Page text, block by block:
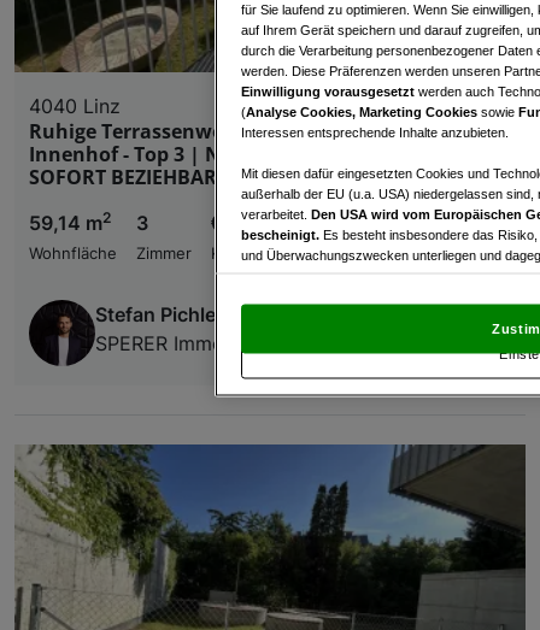
4040 Linz
Ruhige Terrassenwohnung mit Blick in grünen
Innenhof - Top 3 | Neubauprojekt "HAGEN8" |
SOFORT BEZIEHBAR!
59,14 m2
Wohnfläche
3
Zimmer
€ 399.000,00
Kaufpreis
Stefan Pichler
SPERER Immobilien GmbH
für Sie laufend zu optimieren. Wenn Sie
auf Ihrem Gerät speichern und darauf zugreifen,
durch die Verarbeitung personenbezogener
werden. Diese Präferenzen werden unseren
Einwilligung vorausgesetzt werden auch
(Analyse Cookies, Marketing Cookies sowie
Interessen entsprechende Inhalte anzubieten.
Mit diesen dafür eingesetzten Cookies und
außerhalb der EU (u.a. USA) niedergelassen
verarbeitet. Den USA wird vom Europäischen
bescheinigt. Es besteht insbesondere das
und Überwachungszwecken unterliegen und
und Widerspruch gegen die Verarbeitung auf der
„Cookie Einstellungen“, die sich auf jeder Seite
Verwendung genauer Standortdaten.
Zugriff auf Informationen auf einem Endgerät.
und der Performance von Inhalten,
Liste der Partner (Lieferanten)